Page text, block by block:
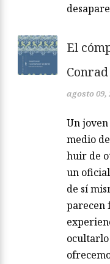
El
Conrad
agosto 09,
Un
medio
huir de
un
de sí
parecen
ocultarlo